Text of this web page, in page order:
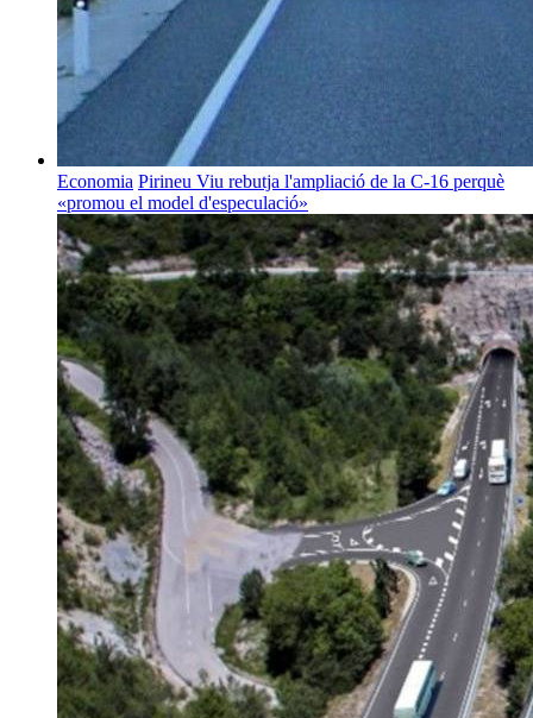
Economia Pirineu Viu rebutja l'ampliació de la C-16 perquè
«promou el model d'especulació»